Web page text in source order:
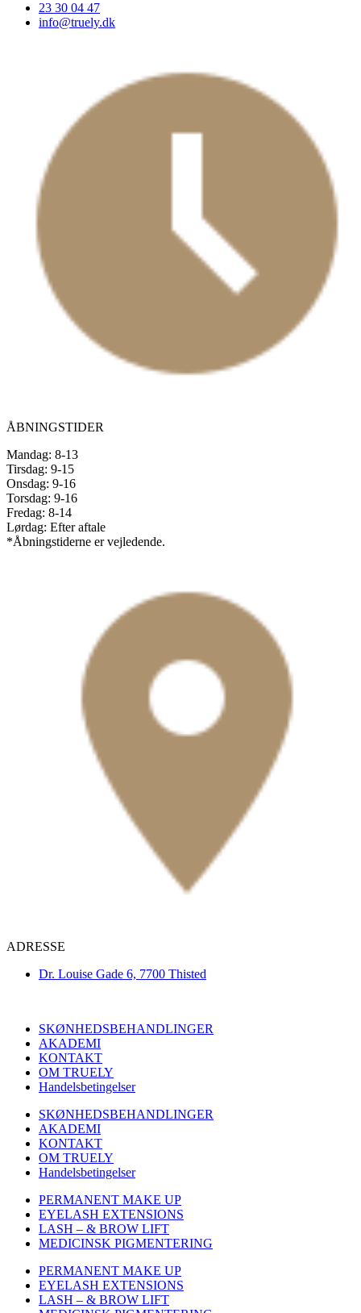
23 30 04 47
info@truely.dk
ÅBNINGSTIDER
Mandag: 8-13
Tirsdag: 9-15
Onsdag: 9-16
Torsdag: 9-16
Fredag: 8-14
Lørdag: Efter aftale
*Åbningstiderne er vejledende.
ADRESSE
Dr. Louise Gade 6, 7700 Thisted
SKØNHEDSBEHANDLINGER
AKADEMI
KONTAKT
OM TRUELY
Handelsbetingelser
SKØNHEDSBEHANDLINGER
AKADEMI
KONTAKT
OM TRUELY
Handelsbetingelser
PERMANENT MAKE UP
EYELASH EXTENSIONS
LASH – & BROW LIFT
MEDICINSK PIGMENTERING
PERMANENT MAKE UP
EYELASH EXTENSIONS
LASH – & BROW LIFT